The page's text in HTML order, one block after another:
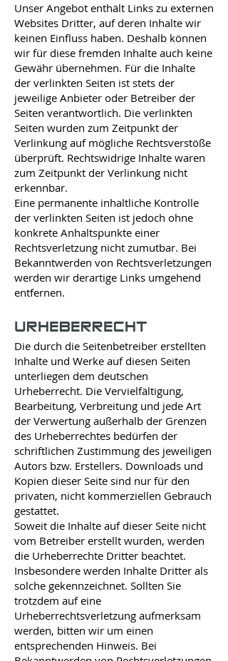
Unser Angebot enthält Links zu externen
Websites Dritter, auf deren Inhalte wir
keinen Einfluss haben. Deshalb können
wir für diese fremden Inhalte auch keine
Gewähr übernehmen. Für die Inhalte
der verlinkten Seiten ist stets der
jeweilige Anbieter oder Betreiber der
Seiten verantwortlich. Die verlinkten
Seiten wurden zum Zeitpunkt der
Verlinkung auf mögliche Rechtsverstöße
überprüft. Rechtswidrige Inhalte waren
zum Zeitpunkt der Verlinkung nicht
erkennbar.
Eine permanente inhaltliche Kontrolle
der verlinkten Seiten ist jedoch ohne
konkrete Anhaltspunkte einer
Rechtsverletzung nicht zumutbar. Bei
Bekanntwerden von Rechtsverletzungen
werden wir derartige Links umgehend
entfernen.
URHEBERRECHT
Die durch die Seitenbetreiber erstellten
Inhalte und Werke auf diesen Seiten
unterliegen dem deutschen
Urheberrecht. Die Vervielfältigung,
Bearbeitung, Verbreitung und jede Art
der Verwertung außerhalb der Grenzen
des Urheberrechtes bedürfen der
schriftlichen Zustimmung des jeweiligen
Autors bzw. Erstellers. Downloads und
Kopien dieser Seite sind nur für den
privaten, nicht kommerziellen Gebrauch
gestattet.
Soweit die Inhalte auf dieser Seite nicht
vom Betreiber erstellt wurden, werden
die Urheberrechte Dritter beachtet.
Insbesondere werden Inhalte Dritter als
solche gekennzeichnet. Sollten Sie
trotzdem auf eine
Urheberrechtsverletzung aufmerksam
werden, bitten wir um einen
entsprechenden Hinweis. Bei